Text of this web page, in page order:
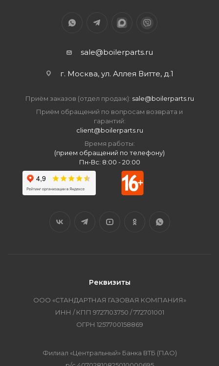
sale@boilerparts.ru
г. Москва, ул. Аллея Витте, д.1
Приём заказов (отдел продаж): sale@boilerparts.ru
Приём обращений по вопросам возврата и
гарантий:
client@boilerparts.ru
Время работы:
(прием обращений по телефону)
Пн-Вс: 8:00 - 20:00
Реквизиты
ООО «СТАНДАРТНАЯ ГАЗОВАЯ КОМПАНИЯ»
ИНН / КПП 9727103750 / 772701001
ОГРН 1257700158869
Филиал «Центральный» Банка ВТБ (ПАО)